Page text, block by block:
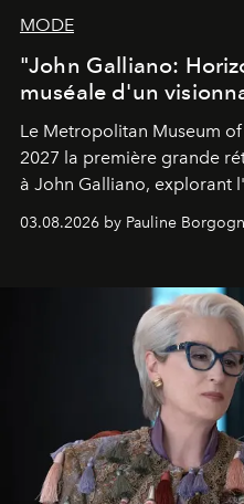
MODE
"John Galliano:
muséale d'un
Le Metropolitan Museum
2027 la première grande
à John Galliano,
créateur aussi visionnaire
03.08.2026 by Pauline